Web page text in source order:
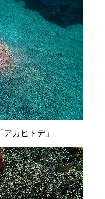
カヒトデ」